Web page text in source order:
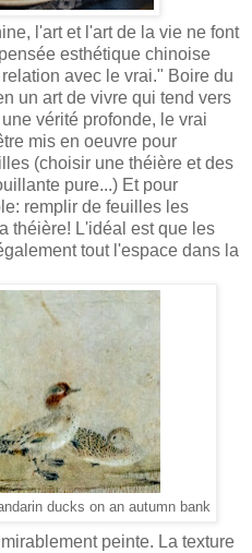
l'art et l'art de la vie ne font
esthétique chinoise
avec le vrai." Boire du
un art de vivre qui tend vers
vérité profonde, le vrai
mis en oeuvre pour
(choisir une théière et des
pure...) Et pour
remplir de feuilles les
théière! L'idéal est que les
tout l'espace dans la
ducks on an autumn bank
peinte. La texture